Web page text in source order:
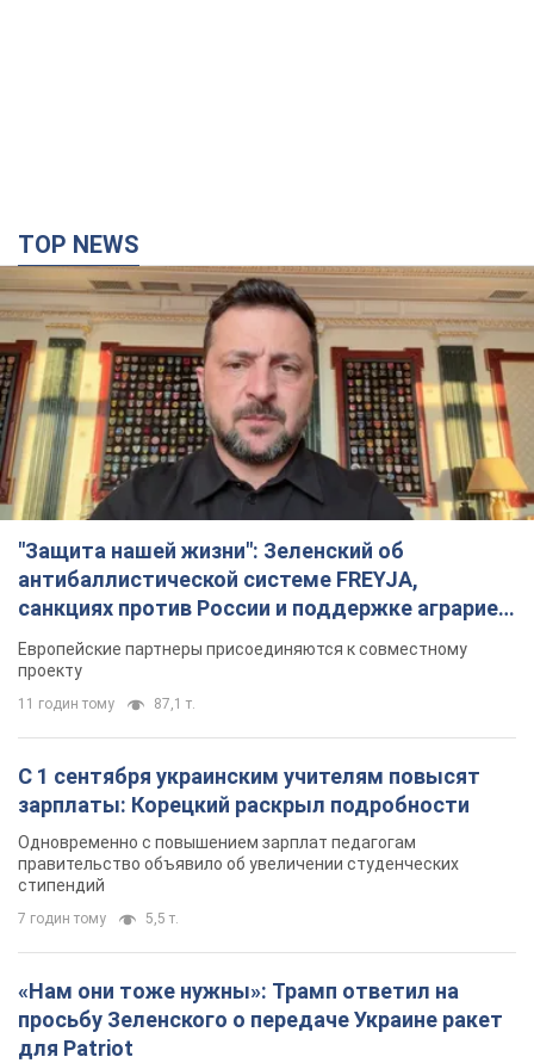
TOP NEWS
"Защита нашей жизни": Зеленский об
антибаллистической системе FREYJA,
санкциях против России и поддержке аграриев.
Видео
Европейские партнеры присоединяются к совместному
проекту
11 годин тому 87,1 т.
С 1 сентября украинским учителям повысят
зарплаты: Корецкий раскрыл подробности
Одновременно с повышением зарплат педагогам
правительство объявило об увеличении студенческих
стипендий
7 годин тому 5,5 т.
«Нам они тоже нужны»: Трамп ответил на
просьбу Зеленского о передаче Украине ракет
для Patriot